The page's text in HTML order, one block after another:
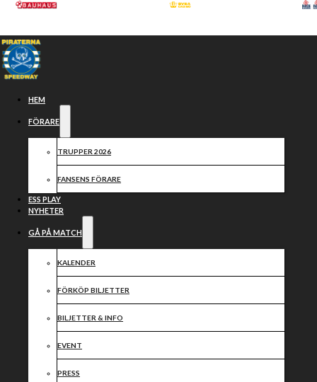
Hoppa till huvudinnehåll
HEM
FÖRARE
TRUPPER 2026
FANSENS FÖRARE
ESS PLAY
NYHETER
GÅ PÅ MATCH
KALENDER
FÖRKÖP BILJETTER
BILJETTER & INFO
EVENT
PRESS
Lagledarduon
forstätter
över 2025